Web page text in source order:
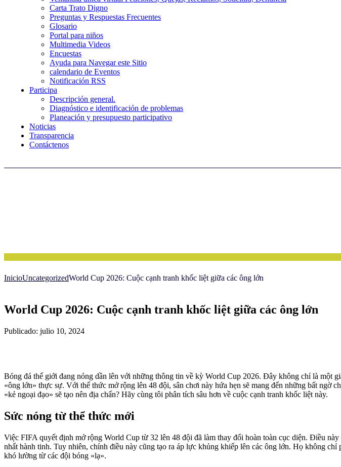
Carta Trato Digno
Preguntas y Respuestas Frecuentes
Glosario
Portal para niños
Multimedia Videos
Encuestas
Ayuda para Navegar este Sitio
calendario de Eventos
Notificación RSS
Participa
Descripción general.
Diagnóstico e identificación de problemas
Planeación y presupuesto participativo
Noticias
Transparencia
Contáctenos
InicioUncategorizedWorld Cup 2026: Cuộc cạnh tranh khốc liệt giữa các ông lớn
World Cup 2026: Cuộc cạnh tranh khốc liệt giữa các ông lớn
Publicado: julio 10, 2024
Bóng đá thế giới đang nóng dần lên với những thông tin về kỳ World Cup 2026. Đây không chỉ là một
«ông lớn» thực sự. Với thể thức mở rộng lên 48 đội, sân chơi này hứa hẹn sẽ mang đến những bất
«kẻ ngoại đạo» sẽ tạo nên địa chấn? Hãy cùng tôi phân tích sâu hơn về cuộc cạnh tranh khốc liệt này.
Sức nóng từ thể thức mới
Việc FIFA quyết định mở rộng World Cup từ 32 lên 48 đội đã làm thay đổi hoàn toàn cục diện. Điều
nhất hành tinh. Tuy nhiên, chính điều này cũng tạo ra áp lực khủng khiếp lên các ông lớn. Họ không
khó lường từ các đội bóng «lạ».